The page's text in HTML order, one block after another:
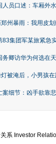
人员口述：车厢外
州暴雨：我用皮
83集团军某旅紧急
务卿访华为何选在
被淹后，小男孩
案细节：凶手欲靠
系 Investor